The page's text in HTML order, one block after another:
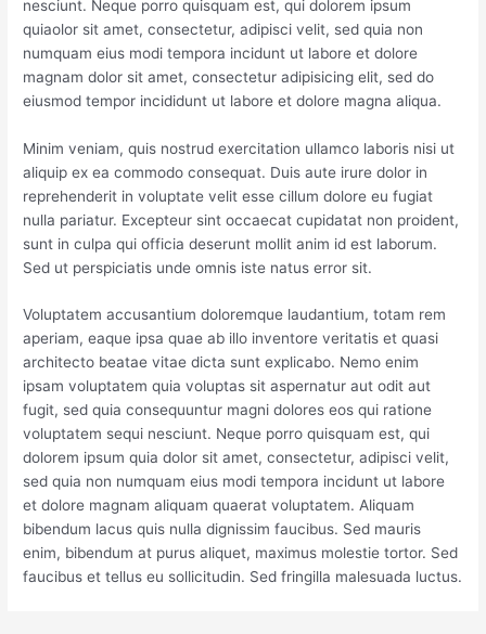
nesciunt. Neque porro quisquam est, qui dolorem ipsum
quiaolor sit amet, consectetur, adipisci velit, sed quia non
numquam eius modi tempora incidunt ut labore et dolore
magnam dolor sit amet, consectetur adipisicing elit, sed do
eiusmod tempor incididunt ut labore et dolore magna aliqua.
Minim veniam, quis nostrud exercitation ullamco laboris nisi ut
aliquip ex ea commodo consequat. Duis aute irure dolor in
reprehenderit in voluptate velit esse cillum dolore eu fugiat
nulla pariatur. Excepteur sint occaecat cupidatat non proident,
sunt in culpa qui officia deserunt mollit anim id est laborum.
Sed ut perspiciatis unde omnis iste natus error sit.
Voluptatem accusantium doloremque laudantium, totam rem
aperiam, eaque ipsa quae ab illo inventore veritatis et quasi
architecto beatae vitae dicta sunt explicabo. Nemo enim
ipsam voluptatem quia voluptas sit aspernatur aut odit aut
fugit, sed quia consequuntur magni dolores eos qui ratione
voluptatem sequi nesciunt. Neque porro quisquam est, qui
dolorem ipsum quia dolor sit amet, consectetur, adipisci velit,
sed quia non numquam eius modi tempora incidunt ut labore
et dolore magnam aliquam quaerat voluptatem. Aliquam
bibendum lacus quis nulla dignissim faucibus. Sed mauris
enim, bibendum at purus aliquet, maximus molestie tortor. Sed
faucibus et tellus eu sollicitudin. Sed fringilla malesuada luctus.